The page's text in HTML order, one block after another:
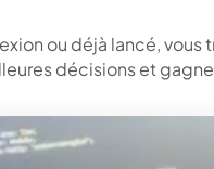
ou déjà lancé, vous
décisions et